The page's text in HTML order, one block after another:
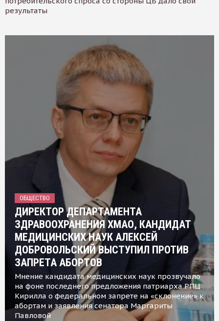
результаты
ОБЩЕСТВО
ДИРЕКТОР ДЕПАРТАМЕНТА
ЗДРАВООХРАНЕНИЯ ХМАО, КАНДИДАТ
МЕДИЦИНСКИХ НАУК АЛЕКСЕЙ
ДОБРОВОЛЬСКИЙ ВЫСТУПИЛ ПРОТИВ
ЗАПРЕТА АБОРТОВ
Мнение кандидата медицинских наук прозвучало
на фоне последнего предложения патриарха РПЦ
Кирилла о федеральном запрете на «склонение» к
абортам и заявления сенатора Маргариты
Павловой